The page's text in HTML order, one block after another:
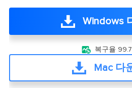
Windows
 복구율
Mac 다